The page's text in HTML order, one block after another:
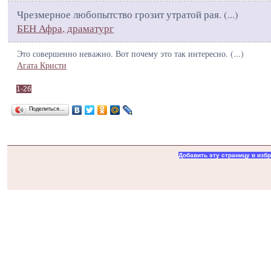
Чрезмерное любопытство грозит утратой рая. (...)
БЕН Афра, драматург
Это совершенно неважно. Вот почему это так интересно. (...)
Агата Кристи
1-26
Поделиться…
Добавить эту страницу в